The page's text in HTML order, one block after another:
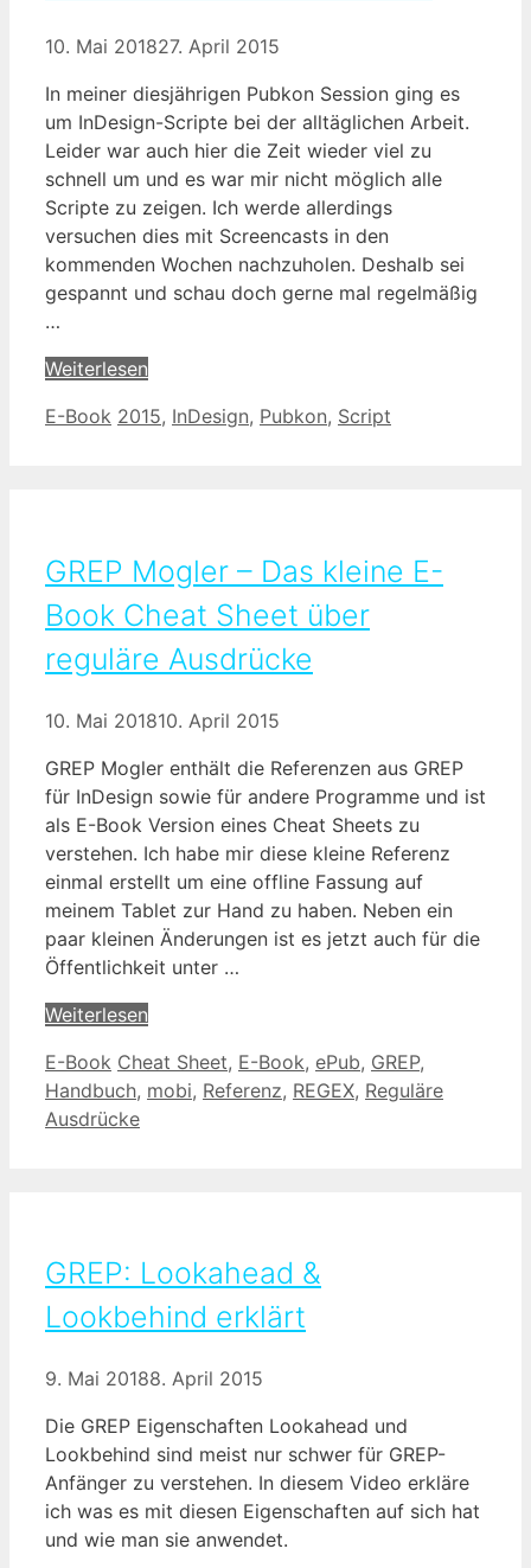
10. Mai 201827. April 2015
In meiner diesjährigen Pubkon Session ging es
um InDesign-Scripte bei der alltäglichen Arbeit.
Leider war auch hier die Zeit wieder viel zu
schnell um und es war mir nicht möglich alle
Scripte zu zeigen. Ich werde allerdings
versuchen dies mit Screencasts in den
kommenden Wochen nachzuholen. Deshalb sei
gespannt und schau doch gerne mal regelmäßig
…
Weiterlesen
Kategorien
E-Book Schlagwörter
2015, InDesign, Pubkon, Script
GREP Mogler – Das kleine E-
Book Cheat Sheet über
reguläre Ausdrücke
10. Mai 201810. April 2015
GREP Mogler enthält die Referenzen aus GREP
für InDesign sowie für andere Programme und ist
als E-Book Version eines Cheat Sheets zu
verstehen. Ich habe mir diese kleine Referenz
einmal erstellt um eine offline Fassung auf
meinem Tablet zur Hand zu haben. Neben ein
paar kleinen Änderungen ist es jetzt auch für die
Öffentlichkeit unter …
Weiterlesen
Kategorien
E-Book Schlagwörter
Cheat Sheet, E-Book, ePub, GREP,
Handbuch, mobi, Referenz, REGEX, Reguläre
Ausdrücke
GREP: Lookahead &
Lookbehind erklärt
9. Mai 20188. April 2015
Die GREP Eigenschaften Lookahead und
Lookbehind sind meist nur schwer für GREP-
Anfänger zu verstehen. In diesem Video erkläre
ich was es mit diesen Eigenschaften auf sich hat
und wie man sie anwendet.